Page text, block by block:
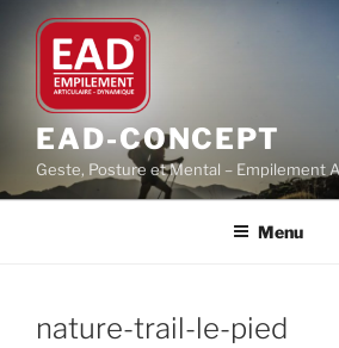
contenu
principal
EAD-CONCEPT
Geste, Posture et Mental – Empilement
Menu
nature-trail-le-pied